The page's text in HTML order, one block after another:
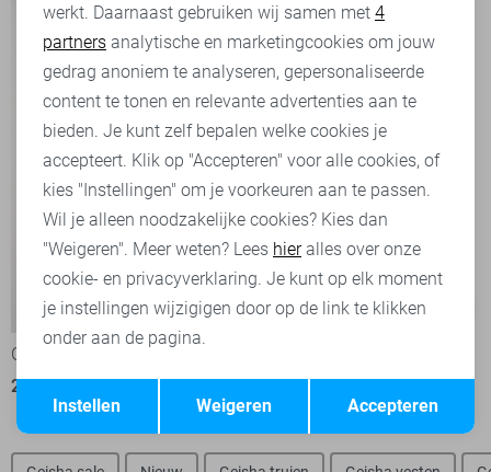
-70%
Geisha Gilet
24,00 79,99
24,00 79,99
Analytische cookies
Marketing cookies
Terug Opslaan
werkt. Daarnaast gebruiken wij samen met 4
partners analytische en marketingcookies om jouw
gedrag anoniem te analyseren, gepersonaliseerde
content te tonen en relevante advertenties aan te
bieden. Je kunt zelf bepalen welke cookies je
accepteert. Klik op "Accepteren" voor alle cookies, of
kies "Instellingen" om je voorkeuren aan te passen.
Wil je alleen noodzakelijke cookies? Kies dan
"Weigeren". Meer weten? Lees hieralles over onze
cookie- en privacyverklaring. Je kunt op elk moment
je instellingen wijzigigen door op de link te klikken
onder aan de pagina.
Accepteren
Weigeren
Instellen